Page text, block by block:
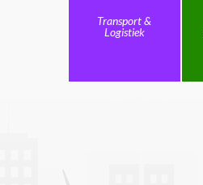
Transport &
Logistiek